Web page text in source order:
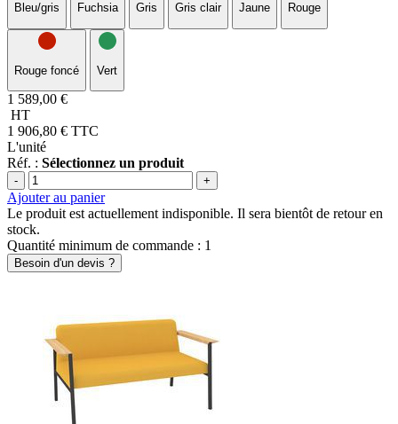
Bleu/gris Fuchsia Gris Gris clair Jaune Rouge
Rouge foncé Vert
1 589,00 €
HT
1 906,80 € TTC
L'unité
Réf. : Sélectionnez un produit
- +
Ajouter au panier
Le produit est actuellement indisponible. Il sera bientôt de retour en
stock.
Quantité minimum de commande : 1
Besoin d'un devis ?